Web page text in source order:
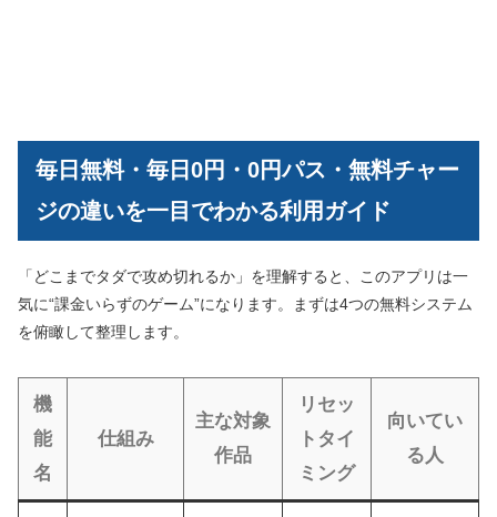
毎日無料・毎日0円・0円パス・無料チャー
ジの違いを一目でわかる利用ガイド
「どこまでタダで攻め切れるか」を理解すると、このアプリは一
気に“課金いらずのゲーム”になります。まずは4つの無料システム
を俯瞰して整理します。
機
能
名
仕組み
主な対象
作品
リセッ
トタイ
ミング
向いてい
る人